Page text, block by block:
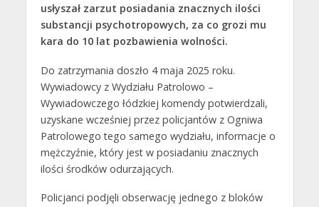
usłyszał zarzut posiadania znacznych ilości
substancji psychotropowych, za co grozi mu
kara do 10 lat pozbawienia wolności.
Do zatrzymania doszło 4 maja 2025 roku.
Wywiadowcy z Wydziału Patrolowo –
Wywiadowczego łódzkiej komendy potwierdzali,
uzyskane wcześniej przez policjantów z Ogniwa
Patrolowego tego samego wydziału, informacje o
mężczyźnie, który jest w posiadaniu znacznych
ilości środków odurzających.
Policjanci podjęli obserwację jednego z bloków